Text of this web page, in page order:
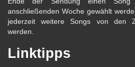
anschließenden Woche gewählt
jederzeit weitere Songs von den
werden.
Linktipps